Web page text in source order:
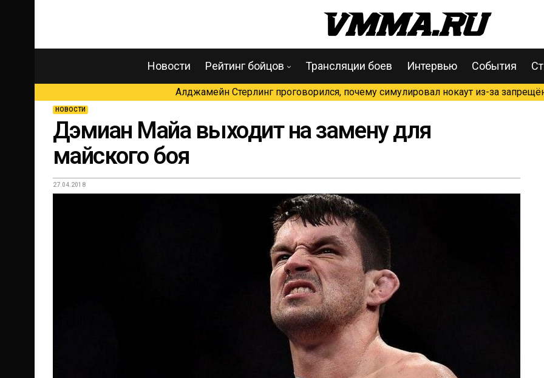
Новости Рейтинг бойцов Трансляции боев Интервью События
Алджамейн Стерлинг проговорился, почему симулировал нокаут из-за
НОВОСТИ
Дэмиан Майа выходит на замену для
майского боя
27.04.2018